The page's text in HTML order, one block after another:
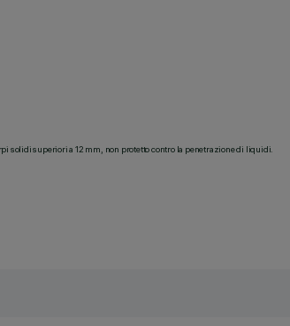
solidi superiori a 12 mm, non protetto contro la penetrazione di liquidi.